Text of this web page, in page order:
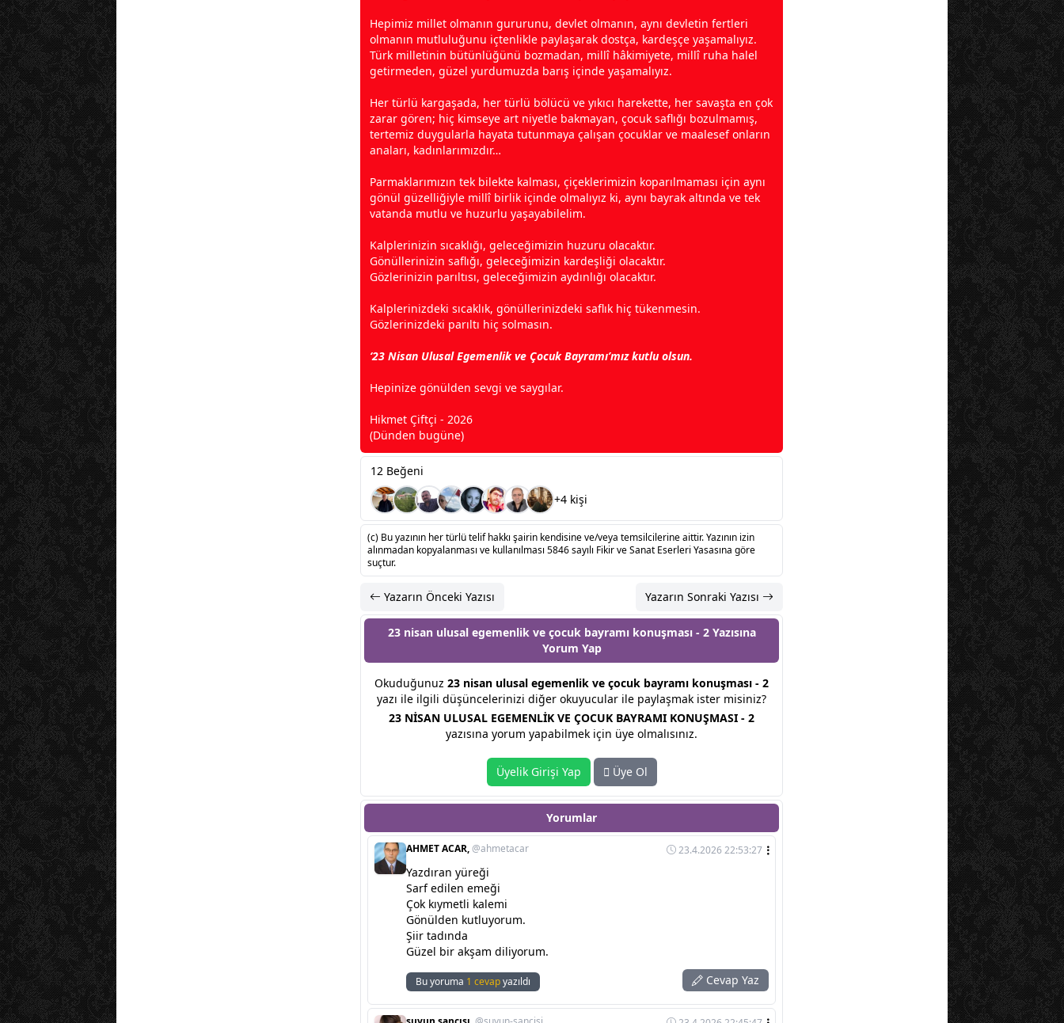
Hepimiz millet olmanın gururunu, devlet olmanın, aynı devletin fertleri
olmanın mutluluğunu içtenlikle paylaşarak dostça, kardeşçe yaşamalıyız.
Türk milletinin bütünlüğünü bozmadan, millî hâkimiyete, millî ruha halel
getirmeden, güzel yurdumuzda barış içinde yaşamalıyız.
Her türlü kargaşada, her türlü bölücü ve yıkıcı harekette, her savaşta en çok
zarar gören; hiç kimseye art niyetle bakmayan, çocuk saflığı bozulmamış,
tertemiz duygularla hayata tutunmaya çalışan çocuklar ve maalesef onların
anaları, kadınlarımızdır…
Parmaklarımızın tek bilekte kalması, çiçeklerimizin koparılmaması için aynı
gönül güzelliğiyle millî birlik içinde olmalıyız ki, aynı bayrak altında ve tek
vatanda mutlu ve huzurlu yaşayabilelim.
Kalplerinizin sıcaklığı, geleceğimizin huzuru olacaktır.
Gönüllerinizin saflığı, geleceğimizin kardeşliği olacaktır.
Gözlerinizin parıltısı, geleceğimizin aydınlığı olacaktır.
Kalplerinizdeki sıcaklık, gönüllerinizdeki saflık hiç tükenmesin.
Gözlerinizdeki parıltı hiç solmasın.
‘23 Nisan Ulusal Egemenlik ve Çocuk Bayramı’mız kutlu olsun.
Hepinize gönülden sevgi ve saygılar.
Hikmet Çiftçi - 2026
(Dünden bugüne)
12 Beğeni
+4 kişi
(c) Bu yazının her türlü telif hakkı şairin kendisine ve/veya temsilcilerine aittir. Yazının izin
alınmadan kopyalanması ve kullanılması 5846 sayılı Fikir ve Sanat Eserleri Yasasına göre
suçtur.
Yazarın Önceki Yazısı Yazarın Sonraki Yazısı
23 nisan ulusal egemenlik ve çocuk bayramı konuşması - 2 Yazısına
Yorum Yap
Okuduğunuz 23 nisan ulusal egemenlik ve çocuk bayramı konuşması - 2
yazı ile ilgili düşüncelerinizi diğer okuyucular ile paylaşmak ister misiniz?
23 NİSAN ULUSAL EGEMENLİK VE ÇOCUK BAYRAMI KONUŞMASI - 2
yazısına yorum yapabilmek için üye olmalısınız.
Üyelik Girişi Yap Üye Ol
Yorumlar
AHMET ACAR,@ahmetacar 23.4.2026 22:53:27
Yazdıran yüreği
Sarf edilen emeği
Çok kıymetli kalemi
Gönülden kutluyorum.
Şiir tadında
Güzel bir akşam diliyorum.
Bu yoruma 1 cevapyazıldı Cevap Yaz